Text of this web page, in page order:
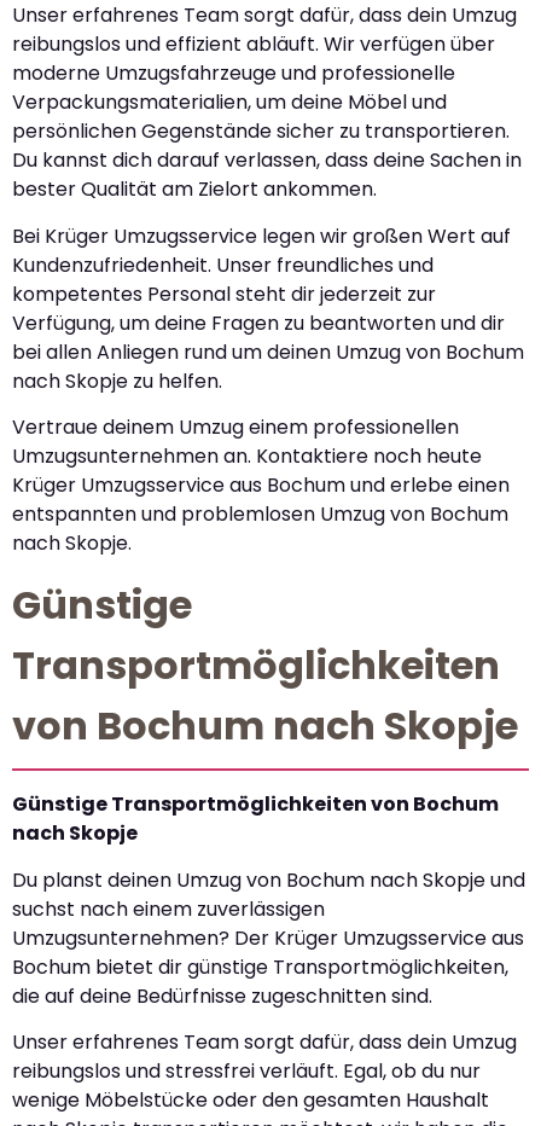
Unser erfahrenes Team sorgt dafür, dass dein Umzug
reibungslos und effizient abläuft. Wir verfügen über
moderne Umzugsfahrzeuge und professionelle
Verpackungsmaterialien, um deine Möbel und
persönlichen Gegenstände sicher zu transportieren.
Du kannst dich darauf verlassen, dass deine Sachen in
bester Qualität am Zielort ankommen.
Bei Krüger Umzugsservice legen wir großen Wert auf
Kundenzufriedenheit. Unser freundliches und
kompetentes Personal steht dir jederzeit zur
Verfügung, um deine Fragen zu beantworten und dir
bei allen Anliegen rund um deinen Umzug von Bochum
nach Skopje zu helfen.
Vertraue deinem Umzug einem professionellen
Umzugsunternehmen an. Kontaktiere noch heute
Krüger Umzugsservice aus Bochum und erlebe einen
entspannten und problemlosen Umzug von Bochum
nach Skopje.
Günstige
Transportmöglichkeiten
von Bochum nach Skopje
Günstige Transportmöglichkeiten von Bochum
nach Skopje
Du planst deinen Umzug von Bochum nach Skopje und
suchst nach einem zuverlässigen
Umzugsunternehmen? Der Krüger Umzugsservice aus
Bochum bietet dir günstige Transportmöglichkeiten,
die auf deine Bedürfnisse zugeschnitten sind.
Unser erfahrenes Team sorgt dafür, dass dein Umzug
reibungslos und stressfrei verläuft. Egal, ob du nur
wenige Möbelstücke oder den gesamten Haushalt